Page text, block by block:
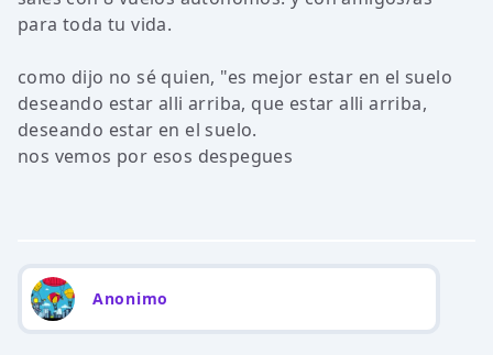
para toda tu vida.
como dijo no sé quien, "es mejor estar en el suelo
deseando estar alli arriba, que estar alli arriba,
deseando estar en el suelo.
nos vemos por esos despegues
Anonimo